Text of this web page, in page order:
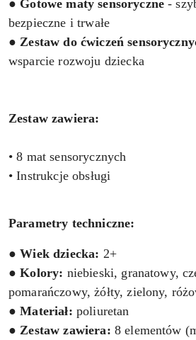
● Gotowe maty sensoryczne -
bezpieczne i trwałe
●Zestaw do ćwiczeń
wsparcie rozwoju dziecka
Zestaw zawiera:
• 8 mat sensorycznych
• Instrukcje obsługi
Parametry techniczne:
●Wiek dziecka: 2+
●Kolory: niebieski, granatowy,
pomarańczowy, żółty, zielony,
●Materiał: poliuretan
●Zestaw zawiera: 8 elementów